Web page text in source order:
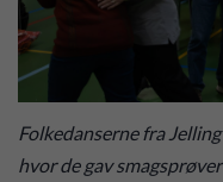
Folkedanserne fra
hvor de gav